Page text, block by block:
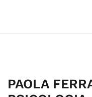
PAOLA